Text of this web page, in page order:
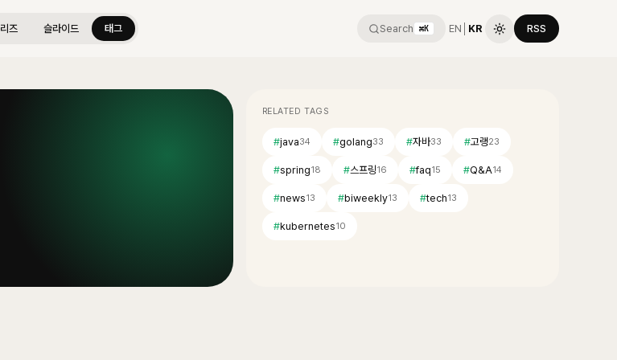
즈 슬라이드 태그 Search ⌘K EN KR RSS
RELATED TAGS
#java34 #golang33 #자바33 #고랭23
#spring18 #스프링16 #faq15 #Q&A14
#news13 #biweekly13 #tech13
#kubernetes10